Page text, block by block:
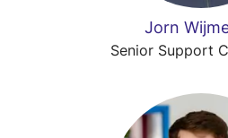
Jorn
Senior Support